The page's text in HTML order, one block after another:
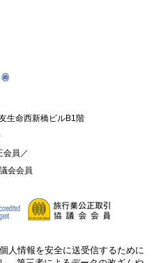
生命西新橋ビルB1階
会員／
会会員
人情報を安全に送受信するために